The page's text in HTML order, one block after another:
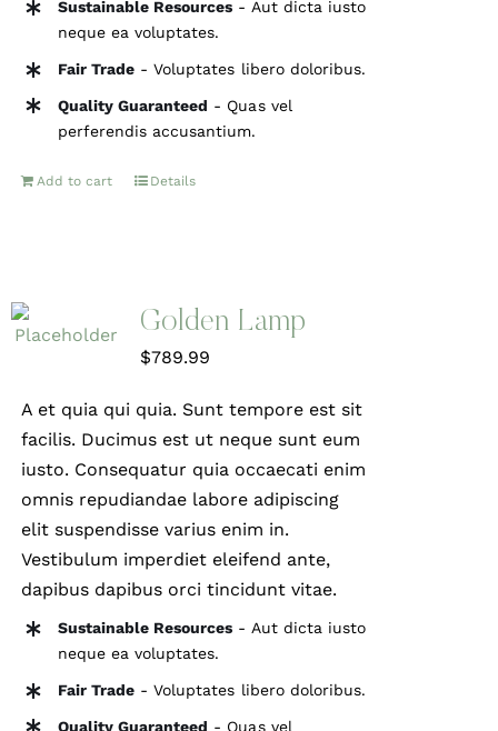
Sustainable Resources - Aut dicta iusto
neque ea voluptates.
Fair Trade - Voluptates libero doloribus.
Quality Guaranteed - Quas vel
perferendis accusantium.
Add to cart Details
Golden Lamp
$789.99
A et quia qui quia. Sunt tempore est sit
facilis. Ducimus est ut neque sunt eum
iusto. Consequatur quia occaecati enim
omnis repudiandae labore adipiscing
elit suspendisse varius enim in.
Vestibulum imperdiet eleifend ante,
dapibus dapibus orci tincidunt vitae.
Sustainable Resources - Aut dicta iusto
neque ea voluptates.
Fair Trade - Voluptates libero doloribus.
Quality Guaranteed - Quas vel